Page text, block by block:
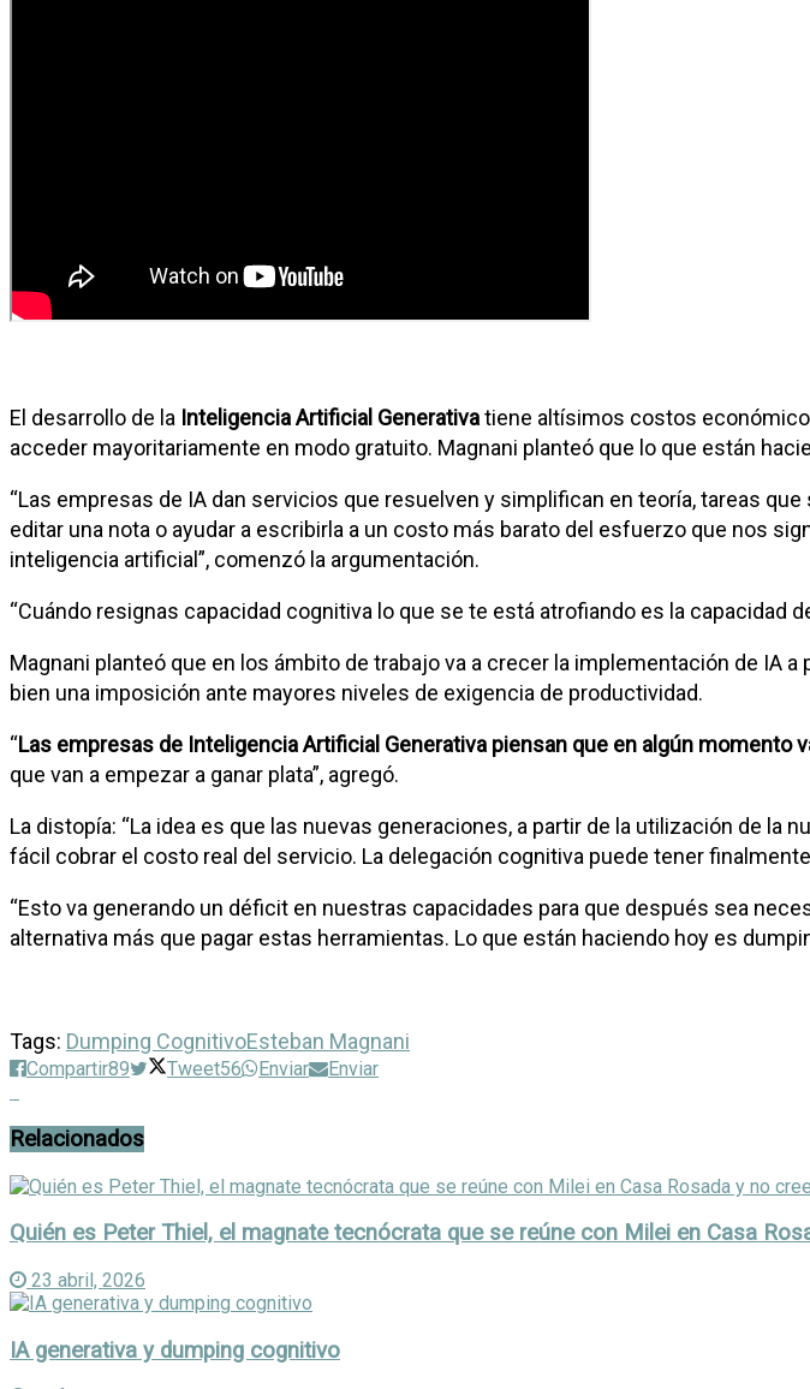
El desarrollo de la Inteligencia Artificial Generativatiene altísimos costos
acceder mayoritariamente en modo gratuito. Magnani planteó que lo que están
“Las empresas de IA dan servicios que resuelven y simplifican en teoría, tareas
editar una nota o ayudar a escribirla a un costo más barato del esfuerzo que nos
inteligencia artificial”, comenzó la argumentación.
“Cuándo resignas capacidad cognitiva lo que se te está atrofiando es la capacidad
Magnani planteó que en los ámbito de trabajo va a crecer la implementación de IA
bien una imposición ante mayores niveles de exigencia de productividad.
“Las empresas de Inteligencia Artificial Generativa piensan que en algún momento
que van a empezar a ganar plata”, agregó.
La distopía: “La idea es que las nuevas generaciones, a partir de la utilización de
fácil cobrar el costo real del servicio. La delegación cognitiva puede tener
“Esto va generando un déficit en nuestras capacidades para que después sea
alternativa más que pagar estas herramientas. Lo que están haciendo hoy es
Tags: Dumping CognitivoEsteban Magnani
Compartir89 Tweet56 Enviar Enviar
Relacionados
Quién es Peter Thiel, el magnate tecnócrata que se reúne con Milei en Casa
23 abril, 2026
IA generativa y dumping cognitivo